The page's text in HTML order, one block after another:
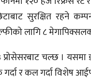
सुरक्षित रहने
लागि ८
प्रोसेसरबाट चल्छ ।
र कल गर्दा विशेष